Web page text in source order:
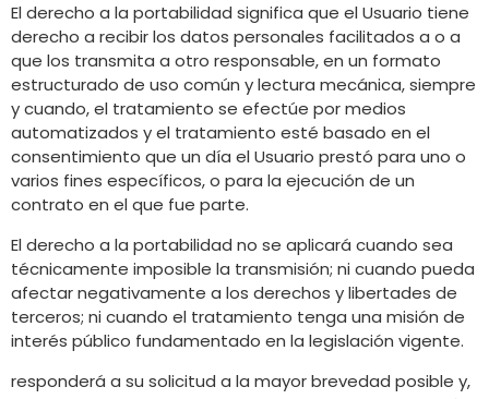
El derecho a la portabilidad significa que el Usuario tiene
derecho a recibir los datos personales facilitados a o a
que los transmita a otro responsable, en un formato
estructurado de uso común y lectura mecánica, siempre
y cuando, el tratamiento se efectúe por medios
automatizados y el tratamiento esté basado en el
consentimiento que un día el Usuario prestó para uno o
varios fines específicos, o para la ejecución de un
contrato en el que fue parte.
El derecho a la portabilidad no se aplicará cuando sea
técnicamente imposible la transmisión; ni cuando pueda
afectar negativamente a los derechos y libertades de
terceros; ni cuando el tratamiento tenga una misión de
interés público fundamentado en la legislación vigente.
responderá a su solicitud a la mayor brevedad posible y,